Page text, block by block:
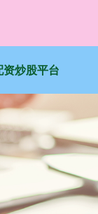
资炒股平台